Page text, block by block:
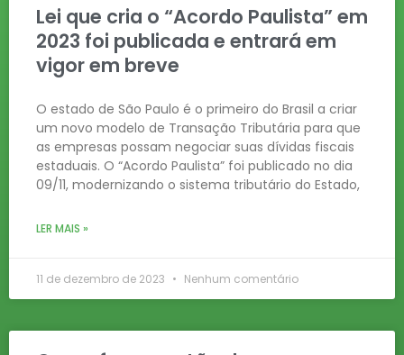
Lei que cria o “Acordo Paulista” em
2023 foi publicada e entrará em
vigor em breve
O estado de São Paulo é o primeiro do Brasil a criar
um novo modelo de Transação Tributária para que
as empresas possam negociar suas dívidas fiscais
estaduais. O “Acordo Paulista” foi publicado no dia
09/11, modernizando o sistema tributário do Estado,
LER MAIS »
11 de dezembro de 2023 Nenhum comentário